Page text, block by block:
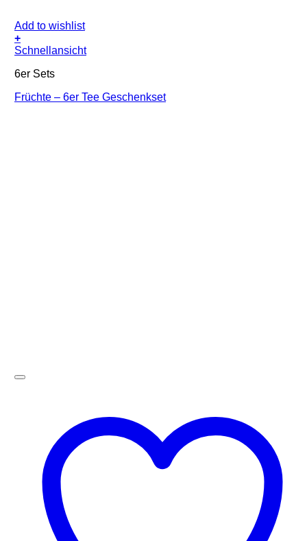
Add to wishlist
+
Schnellansicht
6er Sets
Früchte – 6er Tee Geschenkset